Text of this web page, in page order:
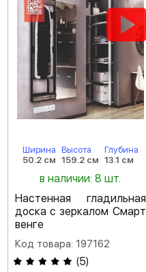
Ширина
50.2 см
Высота
159.2 см
Глубина
13.1 см
в наличии: 8 шт.
Настенная гладильная
доска с зеркалом Смарт
венге
Код товара: 197162
(5)